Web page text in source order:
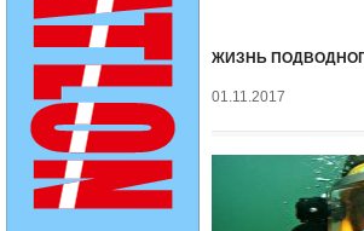
ЖИЗНЬ
01.11.2017